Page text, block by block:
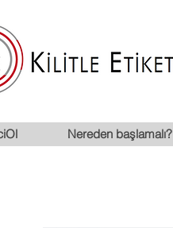
Nereden başlamalı?